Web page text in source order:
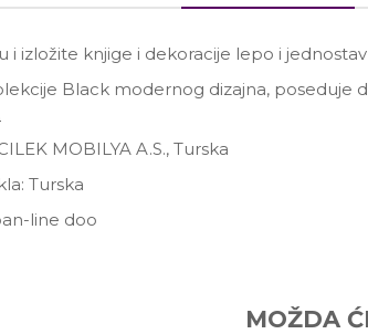
i izložite knjige i dekoracije lepo i
Black modernog dizajna, poseduje
MOBILYA A.S., Turska
Turska
line doo
MOŽDA